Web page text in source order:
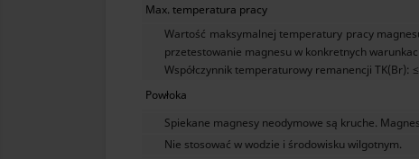
Max. temperatura pracy
Wartość maksymalnej temperatury pracy
przetestowanie magnesu w konkretnych
Współczynnik temperaturowy remanencji TK(Br):
Powłoka
Spiekane magnesy neodymowe są kruche.
Nie stosować w wodzie i środowisku wilgotnym.